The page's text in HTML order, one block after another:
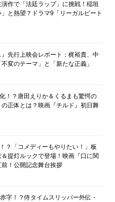
作で「法廷ラップ」に挑戦！稲垣
と熱望？ドラマ9「リーガルビート
』先行上映会レポート：梶裕貴、中
変のテーマ」と「新たな正義」
！？唐田えりか＆くるまも驚愕の
の正体とは？映画『チルド』初日舞
？「コメディーもやりたい！」板
提灯ルックで登場！映画『口に関
！公開記念舞台挨拶
字！？侍タイムスリッパー外伝・